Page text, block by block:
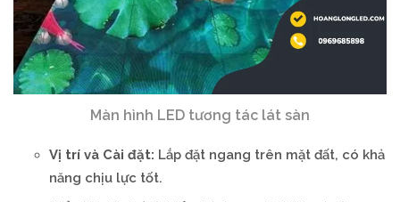
Màn hình LED tương tác lát sàn
Vị trí và Cài đặt: Lắp đặt ngang trên mặt đất, có khả
năng chịu lực tốt.